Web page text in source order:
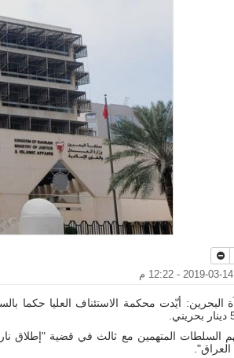
البحرين: أيّدت محكمة الاستئناف العليا حكما
السلطات المتهمين مع ثالث في قضية "إطلاق